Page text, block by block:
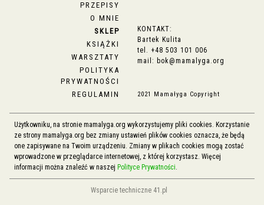
PRZEPISY
O MNIE
SKLEP
KSIĄŻKI
WARSZTATY
POLITYKA
PRYWATNOŚCI
REGULAMIN
KONTAKT:
Bartek Kulita
tel. +48 503 101 006
mail: bok@mamalyga.org
2021 Mamałyga Copyright
Użytkowniku, na stronie mamalyga.org wykorzystujemy pliki cookies. Korzystanie
ze strony mamalyga.org bez zmiany ustawień plików cookies oznacza, że będą
one zapisywane na Twoim urządzeniu. Zmiany w plikach cookies mogą zostać
wprowadzone w przeglądarce internetowej, z której korzystasz. Więcej
informacji można znaleźć w naszej Polityce Prywatności.
Wsparcie techniczne 41.pl